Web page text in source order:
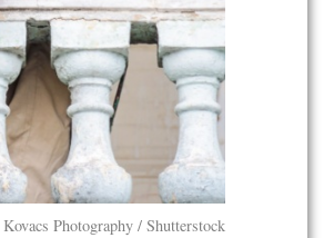
Photography / Shutterstock